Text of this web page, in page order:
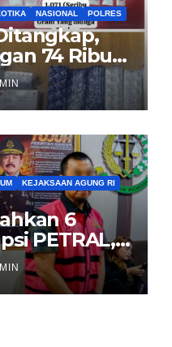
NASIONAL POLRES
74 Ribu
Hingga
KEJAKSAAN AGUNG RI
6
PETRAL,
Tipikor